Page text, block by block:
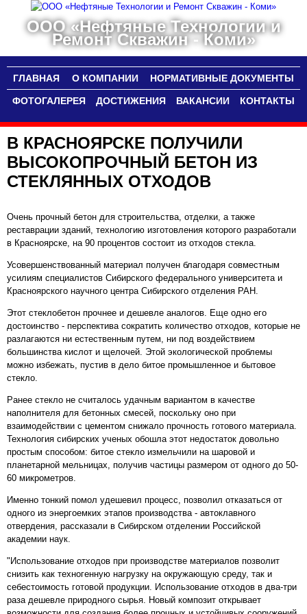
ООО «Нефтяные Технологии и
Ремонт Скважин - Коми»
ГЛАВНАЯ О КОМПАНИИ НОРМАТИВНЫЕ ДОКУМЕНТЫ
ФОТОГАЛЕРЕЯ ДОСТИЖЕНИЯ ВАКАНСИИ КОНТАКТЫ
В КРАСНОЯРСКЕ ПОЛУЧИЛИ
ВЫСОКОПРОЧНЫЙ БЕТОН ИЗ
СТЕКЛЯННЫХ ОТХОДОВ
Очень прочный бетон для строительства, отделки, а также
реставрации зданий, технологию изготовления которого разработали
в Красноярске, на 90 процентов состоит из отходов стекла.
Усовершенствованный материал получен благодаря совместным
усилиям специалистов Сибирского федерального университета и
Красноярского научного центра Сибирского отделения РАН.
Этот стеклобетон прочнее и дешевле аналогов. Еще одно его
достоинство - перспектива сократить количество отходов, которые не
разлагаются ни естественным путем, ни под воздействием
большинства кислот и щелочей. Этой экологической проблемы
можно избежать, пустив в дело битое промышленное и бытовое
стекло.
Ранее стекло не считалось удачным вариантом в качестве
наполнителя для бетонных смесей, поскольку оно при
взаимодействии с цементом снижало прочность готового материала.
Технология сибирских ученых обошла этот недостаток довольно
простым способом: битое стекло измельчили на шаровой и
планетарной мельницах, получив частицы размером от одного до 50-
60 микрометров.
Именно тонкий помол удешевил процесс, позволил отказаться от
одного из энергоемких этапов производства - автоклавного
отвердения, рассказали в Сибирском отделении Российской
академии наук.
"Использование отходов при производстве материалов позволит
снизить как техногенную нагрузку на окружающую среду, так и
себестоимость готовой продукции. Использование отходов в два-три
раза дешевле природного сырья. Новый композит открывает